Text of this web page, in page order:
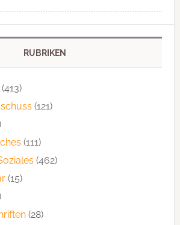
RUBRIKEN
(413)
(121)
(111)
(462)
(15)
(28)